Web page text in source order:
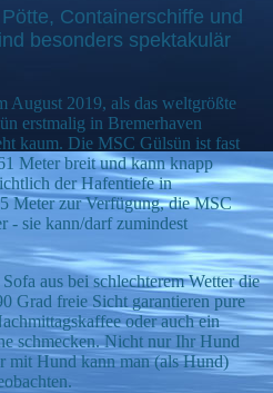
Containerschiffe und
besonders spektakulär
August 2019, als das weltgrößte
erstmalig in Bremerhaven
kaum. Die MSC Gülsün ist fast
Meter breit und kann knapp
der Hafentiefe in
Meter zur Verfügung, die MSC
- sie kann/darf zumindest
aus bei schlechterem Wetter die
Grad freie Sicht garantieren pure
oder auch ein
schmecken. Nicht nur Ihr Hund
mit Hund kann man (als Hund)